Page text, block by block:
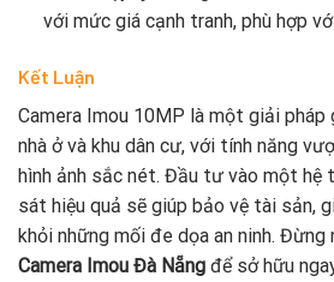
với mức giá cạnh tranh, phù hợp
Kết Luận
Camera Imou 10MP là một giải pháp
nhà ở và khu dân cư, với tính năng
hình ảnh sắc nét. Đầu tư vào một hệ
sát hiệu quả sẽ giúp bảo vệ tài sản,
khỏi những mối đe dọa an ninh. Đừng
Camera Imou Đà Nẵng để sở hữu